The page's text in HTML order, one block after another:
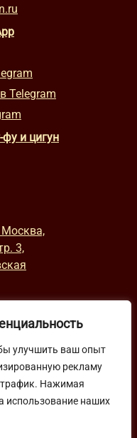
улучшить ваш опыт
рекламу
трафик. Нажимая
использование наших
Telegram
и цигун
Москва,
3,
19:30